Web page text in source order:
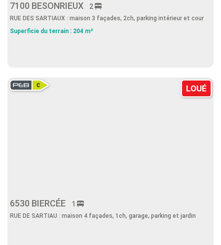
7100 BESONRIEUX 2
RUE DES SARTIAUX : maison 3 façades, 2ch, parking intérieur et cour
Superficie du terrain : 204 m²
LOUÉ
6530 BIERCÉE 1
RUE DE SARTIAU : maison 4 façades, 1ch, garage, parking et jardin